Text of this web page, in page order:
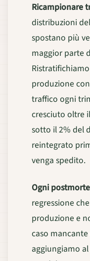
Ricampionare
distribuzioni
spostano più
maggior parte
produzione
traffico ogni
cresciuto oltre
sotto il 2% del
reintegrato
venga spedito.
Ogni
regressione
produzione e
caso
aggiungiamo